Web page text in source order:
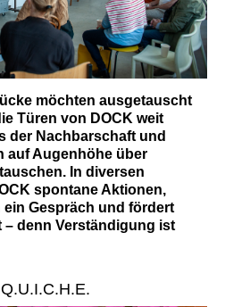
möchten ausgetauscht
Türen von DOCK weit
der Nachbarschaft und
auf Augenhöhe über
In diversen
spontane Aktionen,
Gespräch und fördert
– denn Verständigung ist